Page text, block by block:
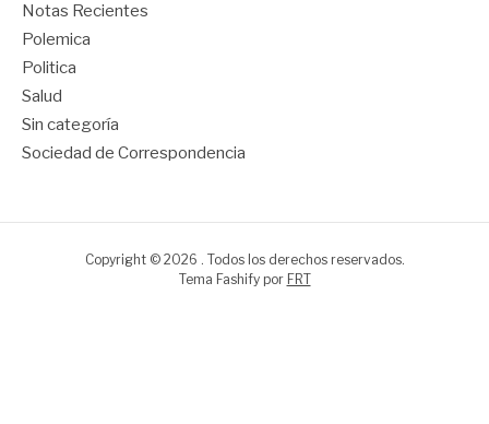
Notas Recientes
Polemica
Politica
Salud
Sin categoría
Sociedad de Correspondencia
Copyright © 2026 . Todos los derechos reservados.
Tema Fashify por FRT